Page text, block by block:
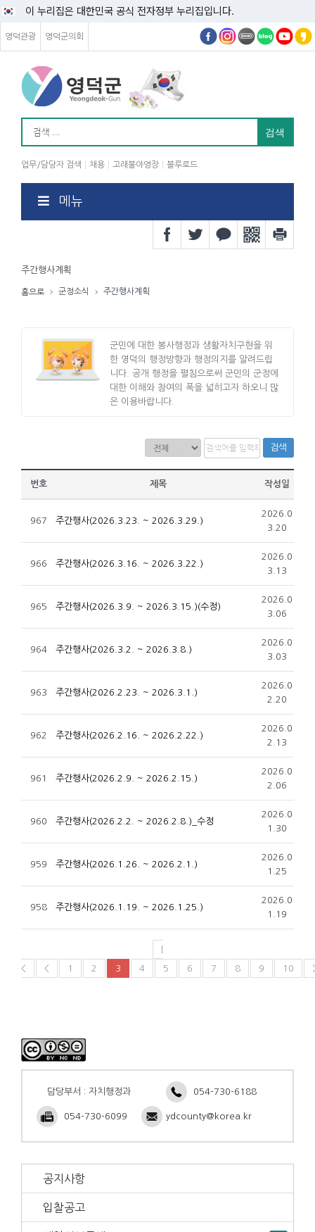
이 누리집은 대한민국 공식 전자정부 누리집입니다.
영덕관광 영덕군의회
업무/담당자 검색 채용 고래불야영장 블루로드
메뉴
주간행사계획
홈으로 군정소식 주간행사계획
군민에 대한 봉사행정과 생활자치구현을 위
한 영덕의 행정방향과 행정의지를 알려드립
니다. 공개 행정을 펼침으로써 군민의 군정에
대한 이해와 참여의 폭을 넓히고자 하오니 많
은 이용바랍니다.
검색
번호 제목 작성일
967 주간행사(2026.3.23. ~ 2026.3.29.)
2026.0
3.20
966 주간행사(2026.3.16. ~ 2026.3.22.)
2026.0
3.13
965 주간행사(2026.3.9. ~ 2026.3.15.)(수정)
2026.0
3.06
964 주간행사(2026.3.2. ~ 2026.3.8.)
2026.0
3.03
963 주간행사(2026.2.23. ~ 2026.3.1.)
2026.0
2.20
962 주간행사(2026.2.16. ~ 2026.2.22.)
2026.0
2.13
961 주간행사(2026.2.9. ~ 2026.2.15.)
2026.0
2.06
960 주간행사(2026.2.2. ~ 2026.2.8.)_수정
2026.0
1.30
959 주간행사(2026.1.26. ~ 2026.2.1.)
2026.0
1.25
958 주간행사(2026.1.19. ~ 2026.1.25.)
2026.0
1.19
< < 1 2 3 4 5 6 7 8 9 10
담당부서 : 자치행정과 054-730-6188
054-730-6099 ydcounty@korea.kr
공지사항
입찰공고